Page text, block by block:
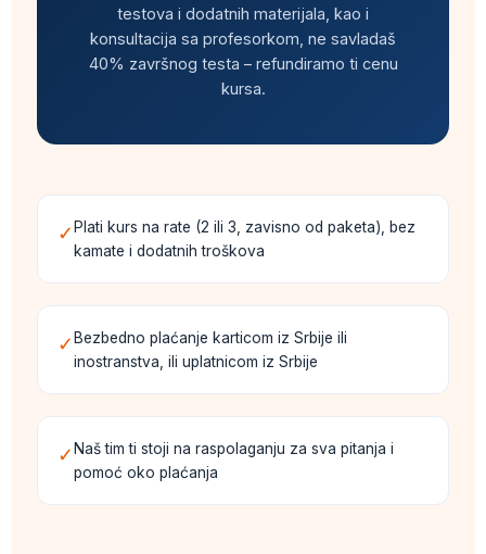
testova i dodatnih materijala, kao i
konsultacija sa profesorkom, ne savladaš
40% završnog testa – refundiramo ti cenu
kursa.
✓ Plati kurs na rate (2 ili 3, zavisno od paketa), bez
kamate i dodatnih troškova
✓ Bezbedno plaćanje karticom iz Srbije ili
inostranstva, ili uplatnicom iz Srbije
✓ Naš tim ti stoji na raspolaganju za sva pitanja i
pomoć oko plaćanja